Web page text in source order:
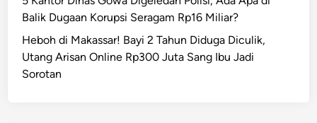
Balik Dugaan Korupsi Seragam Rp16 Miliar?
Heboh di Makassar! Bayi 2 Tahun Diduga Diculik,
Utang Arisan Online Rp300 Juta Sang Ibu Jadi
Sorotan